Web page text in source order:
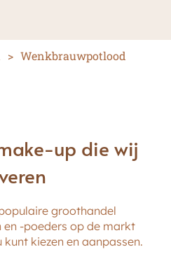
> Wenkbrauwpotlood
up die wij
groothandel
-poeders op de markt
kiezen en aanpassen.